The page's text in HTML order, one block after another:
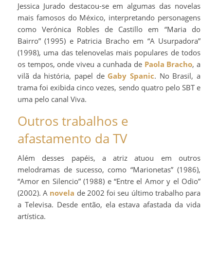
Jessica Jurado destacou-se em algumas das novelas
mais famosos do México, interpretando personagens
como Verónica Robles de Castillo em “Maria do
Bairro” (1995) e Patricia Bracho em “A Usurpadora”
(1998), uma das telenovelas mais populares de todos
os tempos, onde viveu a cunhada de Paola Bracho, a
vilã da história, papel de Gaby Spanic. No Brasil, a
trama foi exibida cinco vezes, sendo quatro pelo SBT e
uma pelo canal Viva.
Outros trabalhos e
afastamento da TV
Além desses papéis, a atriz atuou em outros
melodramas de sucesso, como “Marionetas” (1986),
“Amor en Silencio” (1988) e “Entre el Amor y el Odio”
(2002). A novela de 2002 foi seu último trabalho para
a Televisa. Desde então, ela estava afastada da vida
artística.